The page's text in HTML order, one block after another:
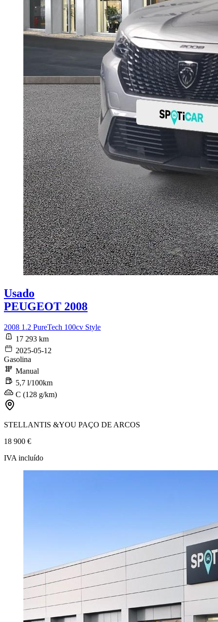
Usado
PEUGEOT 2008
2008 1.2 PureTech 100cv Style
17 293 km
2025-05-12
Gasolina
Manual
5,7 l/100km
C (128 g/km)
STELLANTIS &YOU PAÇO DE ARCOS
18 900 €
IVA incluído